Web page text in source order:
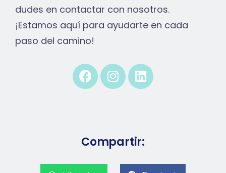
dudes en contactar con nosotros.
¡Estamos aquí para ayudarte en cada
paso del camino!
Compartir: